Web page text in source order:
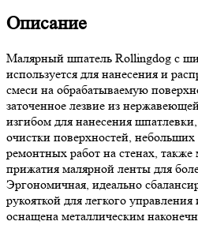
Описание
Малярный шпатель Rollingdog с
используется для нанесения и
смеси на обрабатываемую
заточенное лезвие из
изгибом для нанесения
очистки поверхностей,
ремонтных работ на стенах, также
прижатия малярной ленты для
Эргономичная, идеально
рукояткой для легкого
оснащена металлическим